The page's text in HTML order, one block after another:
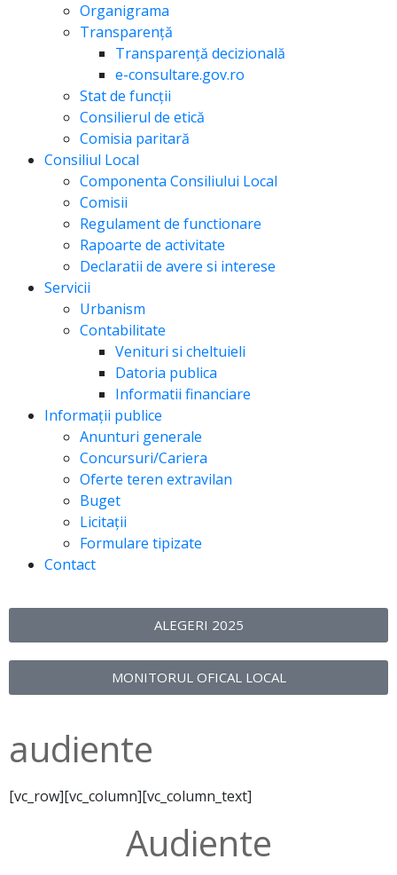
Organigrama
Transparență
Transparență decizională
e-consultare.gov.ro
Stat de funcții
Consilierul de etică
Comisia paritară
Consiliul Local
Componenta Consiliului Local
Comisii
Regulament de functionare
Rapoarte de activitate
Declaratii de avere si interese
Servicii
Urbanism
Contabilitate
Venituri si cheltuieli
Datoria publica
Informatii financiare
Informații publice
Anunturi generale
Concursuri/Cariera
Oferte teren extravilan
Buget
Licitații
Formulare tipizate
Contact
ALEGERI 2025
MONITORUL OFICAL LOCAL
audiente
[vc_row][vc_column][vc_column_text]
Audiente